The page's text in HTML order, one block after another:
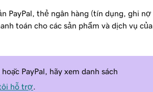
PayPal, thẻ ngân hàng (tín dụng, ghi nợ
toán cho các sản phẩm và dịch vụ của
PayPal, hãy xem danh sách
hỗ trợ